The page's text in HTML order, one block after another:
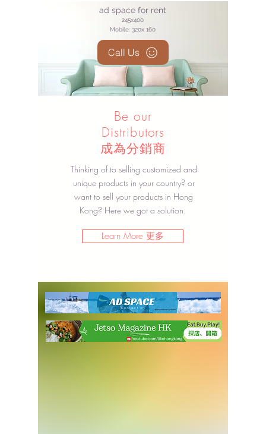
ad space for rent
245x400
Mobile: 320x 160
Call Us
Be our
Distributors
​成為分銷商
Thinking of to selling customized and
unique products in your country? or
want to sell your products in Hong
Kong? Here we got a solution.
Learn More 更多